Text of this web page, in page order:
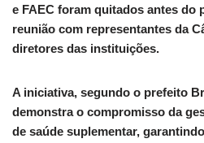
e FAEC foram quitados antes do
reunião com representantes da
diretores das instituições.
A iniciativa, segundo o prefeito
demonstra o compromisso da
de saúde suplementar,